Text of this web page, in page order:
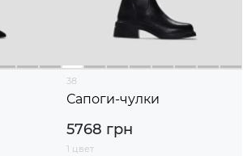
38
Сапоги-чулки
5768 грн
1 цвет